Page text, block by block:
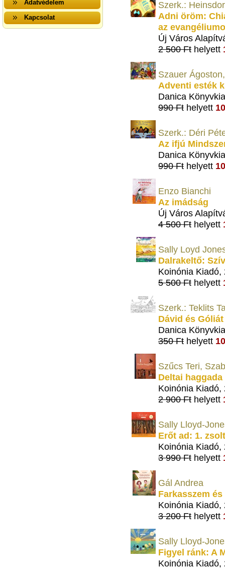
Adatvédelem
Kapcsolat
Szerk.:
Adni öröm:
az
Új Város
2 500 Ft helyett
Szauer
Adventi esték
Danica
990 Ft helyett
Szerk.: Déri
Az ifjú
Danica
990 Ft helyett
Enzo Bianchi
Az imádság
Új Város
4 500 Ft helyett
Sally Loyd
Dalrakeltő:
Koinónia Kiadó,
5 500 Ft helyett
Szerk.: Teklits
Dávid és Góliát
Danica
350 Ft helyett
Szűcs Teri,
Deltai haggada
Koinónia Kiadó,
2 900 Ft helyett
Sally Lloyd-
Erőt ad: 1.
Koinónia Kiadó,
3 990 Ft helyett
Gál Andrea
Farkasszem
Koinónia Kiadó,
3 200 Ft helyett
Sally Lloyd-
Figyel ránk: A
Koinónia Kiadó,